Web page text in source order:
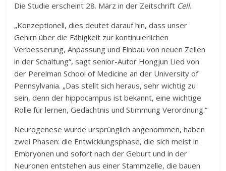
Die Studie erscheint 28. März in der Zeitschrift Cell.
„Konzeptionell, dies deutet darauf hin, dass unser
Gehirn über die Fähigkeit zur kontinuierlichen
Verbesserung, Anpassung und Einbau von neuen Zellen
in der Schaltung“, sagt senior-Autor Hongjun Lied von
der Perelman School of Medicine an der University of
Pennsylvania. „Das stellt sich heraus, sehr wichtig zu
sein, denn der hippocampus ist bekannt, eine wichtige
Rolle für lernen, Gedächtnis und Stimmung Verordnung.“
Neurogenese wurde ursprünglich angenommen, haben
zwei Phasen: die Entwicklungsphase, die sich meist in
Embryonen und sofort nach der Geburt und in der
Neuronen entstehen aus einer Stammzelle, die bauen